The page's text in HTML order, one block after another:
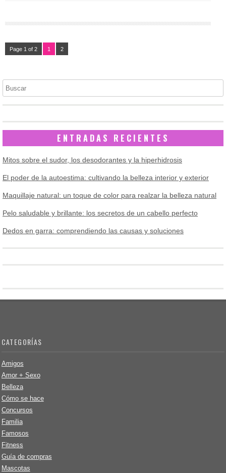
Page 1 of 2 1 2
Buscar
ENTRADAS RECIENTES
Mitos sobre el sudor, los desodorantes y la hiperhidrosis
El poder de la autoestima: cultivando la belleza interior y exterior
Maquillaje natural: un toque de color para realzar la belleza natural
Pelo saludable y brillante: los secretos de un cabello perfecto
Dedos en garra: comprendiendo las causas y soluciones
CATEGORÍAS
Amigos
Amor + Sexo
Belleza
Cómo se hace
Concursos
Familia
Famosos
Fitness
Guía de compras
Mascotas